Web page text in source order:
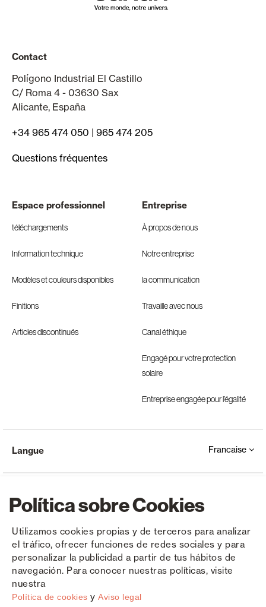
Política sobre Cookies
Utilizamos cookies propias y de terceros para analizar
el tráfico, ofrecer funciones de redes sociales y para
personalizar la publicidad a partir de tus hábitos de
navegación. Para conocer nuestras políticas, visite
nuestra
Política de cookies y Aviso legal
Contact
Polígono Industrial El Castillo
C/ Roma 4 - 03630 Sax
Alicante, España
+34 965 474 050 | 965 474 205
Questions fréquentes
Espace professionnel
téléchargements
Information technique
Modèles et couleurs disponibles
Finitions
Articles discontinués
Entreprise
À propos de nous
Notre entreprise
la communication
Travaille avec nous
Canal éthique
Engagé pour votre protection
solaire
Entreprise engagée pour l’égalité
Copyright © Saxun 2023 - 2026 Politique de confidentialité Avis juridique Cookies
Langue Francaise